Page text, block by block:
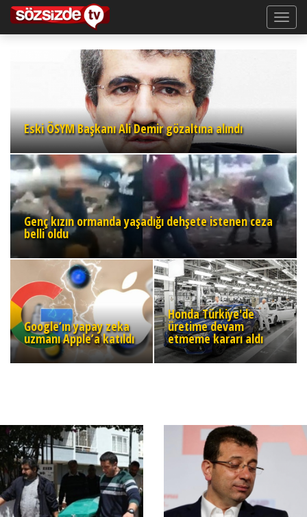
Eski ÖSYM Başkanı Ali Demir gözaltına alındı
Genç kızın ormanda yaşadığı dehşete istenen ceza
belli oldu
Google’ın yapay zeka
uzmanı Apple’a katıldı
Honda Türkiye'de
üretime devam
etmeme kararı aldı